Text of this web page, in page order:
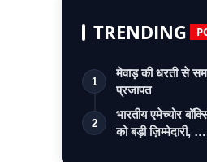
TRENDING
1
मेवाड़ की धरती से
प्रजापत
2
भारतीय एमेच्योर
को बड़ी ज़िम्मेदारी, …